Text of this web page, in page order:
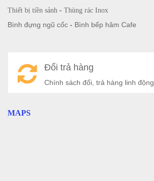
Thiết bị tiền sảnh - Thùng rác Inox
Bình đựng ngũ cốc - Bình bếp hâm Cafe
Đổi trả hàng
Chính sách đổi, trả hàng linh động
MAPS